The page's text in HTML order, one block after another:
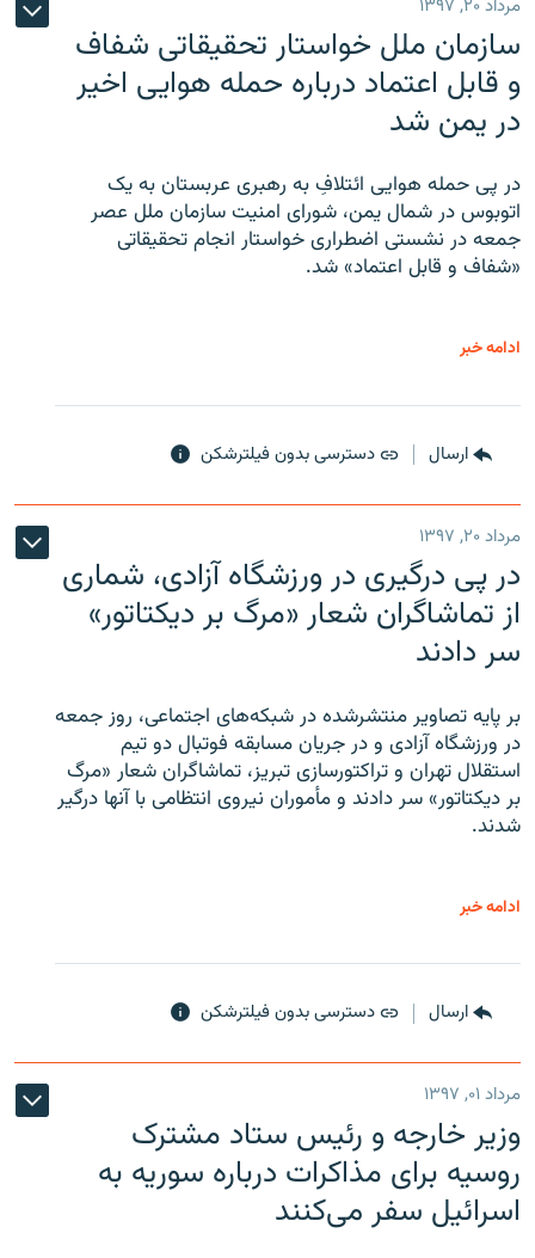
مرداد ۲۰, ۱۳۹۷
سازمان ملل خواستار تحقیقاتی شفاف
و قابل اعتماد درباره حمله هوایی اخیر
در یمن شد
در پی حمله هوایی ائتلافِ به رهبری عربستان به یک
اتوبوس در شمال یمن، شورای امنیت سازمان ملل عصر
جمعه در نشستی اضطراری خواستار انجام تحقیقاتی
«شفاف و قابل اعتماد» شد.
ادامه خبر
ارسال دسترسی بدون فیلترشکن
مرداد ۲۰, ۱۳۹۷
در پی درگیری در ورزشگاه آزادی، شماری
از تماشاگران شعار «مرگ بر دیکتاتور»
سر دادند
بر پایه تصاویر منتشرشده در شبکه‌های اجتماعی، روز جمعه
در ورزشگاه آزادی و در جریان مسابقه فوتبال دو تیم
استقلال تهران و تراکتورسازی تبریز، تماشاگران شعار «مرگ
بر دیکتاتور» سر دادند و مأموران نیروی انتظامی با آنها درگیر
شدند.
ادامه خبر
ارسال دسترسی بدون فیلترشکن
مرداد ۰۱, ۱۳۹۷
وزیر خارجه و رئیس‌ ستاد مشترک
روسیه برای مذاکرات درباره سوریه به
اسرائیل سفر می‌کنند